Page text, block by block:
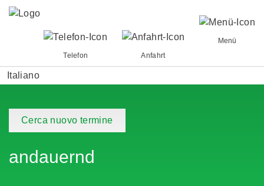
Menü
Telefon
Anfahrt
Italiano
Cerca nuovo termine
andauernd